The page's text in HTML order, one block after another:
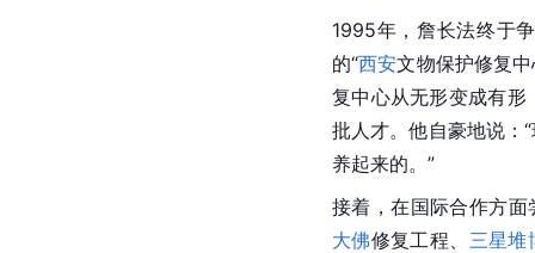
1995年，詹长法终于
的“西安文物保护修复
复中心从无形变成有形
批人才。他自豪地说：
养起来的。”
接着，在国际合作方面
大佛修复工程、 三星堆